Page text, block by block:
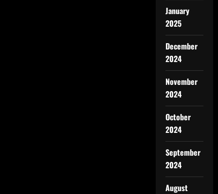
January
2025
December
2024
November
2024
October
2024
September
2024
August